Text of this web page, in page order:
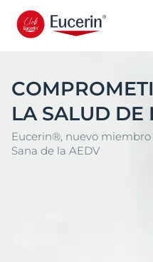
LA SALUD DE
Eucerin®, nuevo
Sana de la AEDV